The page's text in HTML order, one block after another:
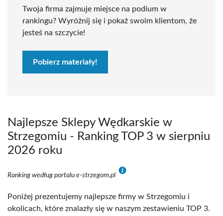
Twoja firma zajmuje miejsce na podium w
rankingu? Wyróżnij się i pokaż swoim klientom, że
jesteś na szczycie!
Pobierz materiały!
Najlepsze Sklepy Wędkarskie w
Strzegomiu - Ranking TOP 3 w sierpniu
2026 roku
Ranking według portalu e-strzegom.pl
Poniżej prezentujemy najlepsze firmy w Strzegomiu i
okolicach, które znalazły się w naszym zestawieniu TOP 3.